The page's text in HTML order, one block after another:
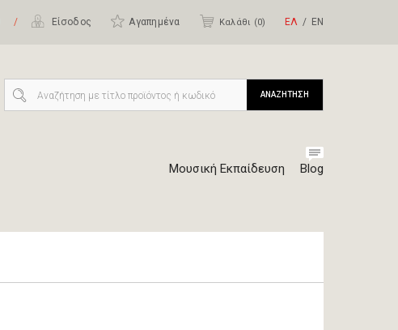
/ Είσοδος Αγαπημένα Καλάθι (0) ΕΛ ΕΝ
Μουσική Εκπαίδευση Blog
ΑΝΑΖΗΤΗΣΗ